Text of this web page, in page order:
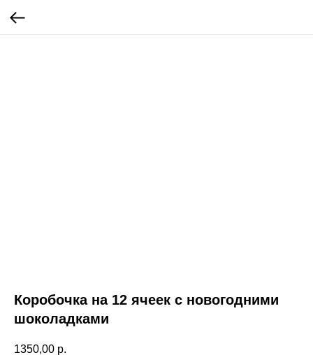
Коробочка на 12 ячеек с новогодними
шоколадками
1350,00 р.